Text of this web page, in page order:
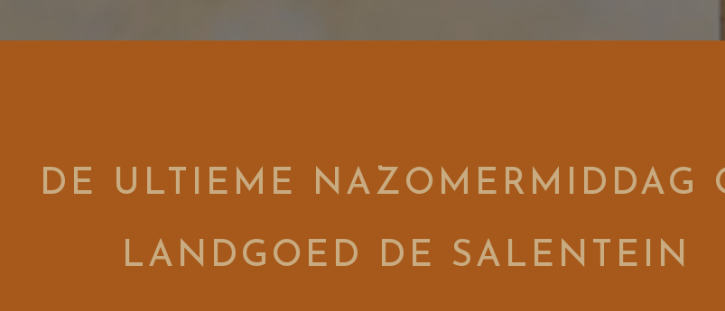
DE ULTIEME NAZOMERMIDDAG
LANDGOED DE SALENTEIN